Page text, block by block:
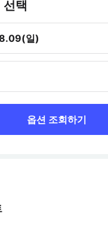
선택
일)
옵션 조회하기